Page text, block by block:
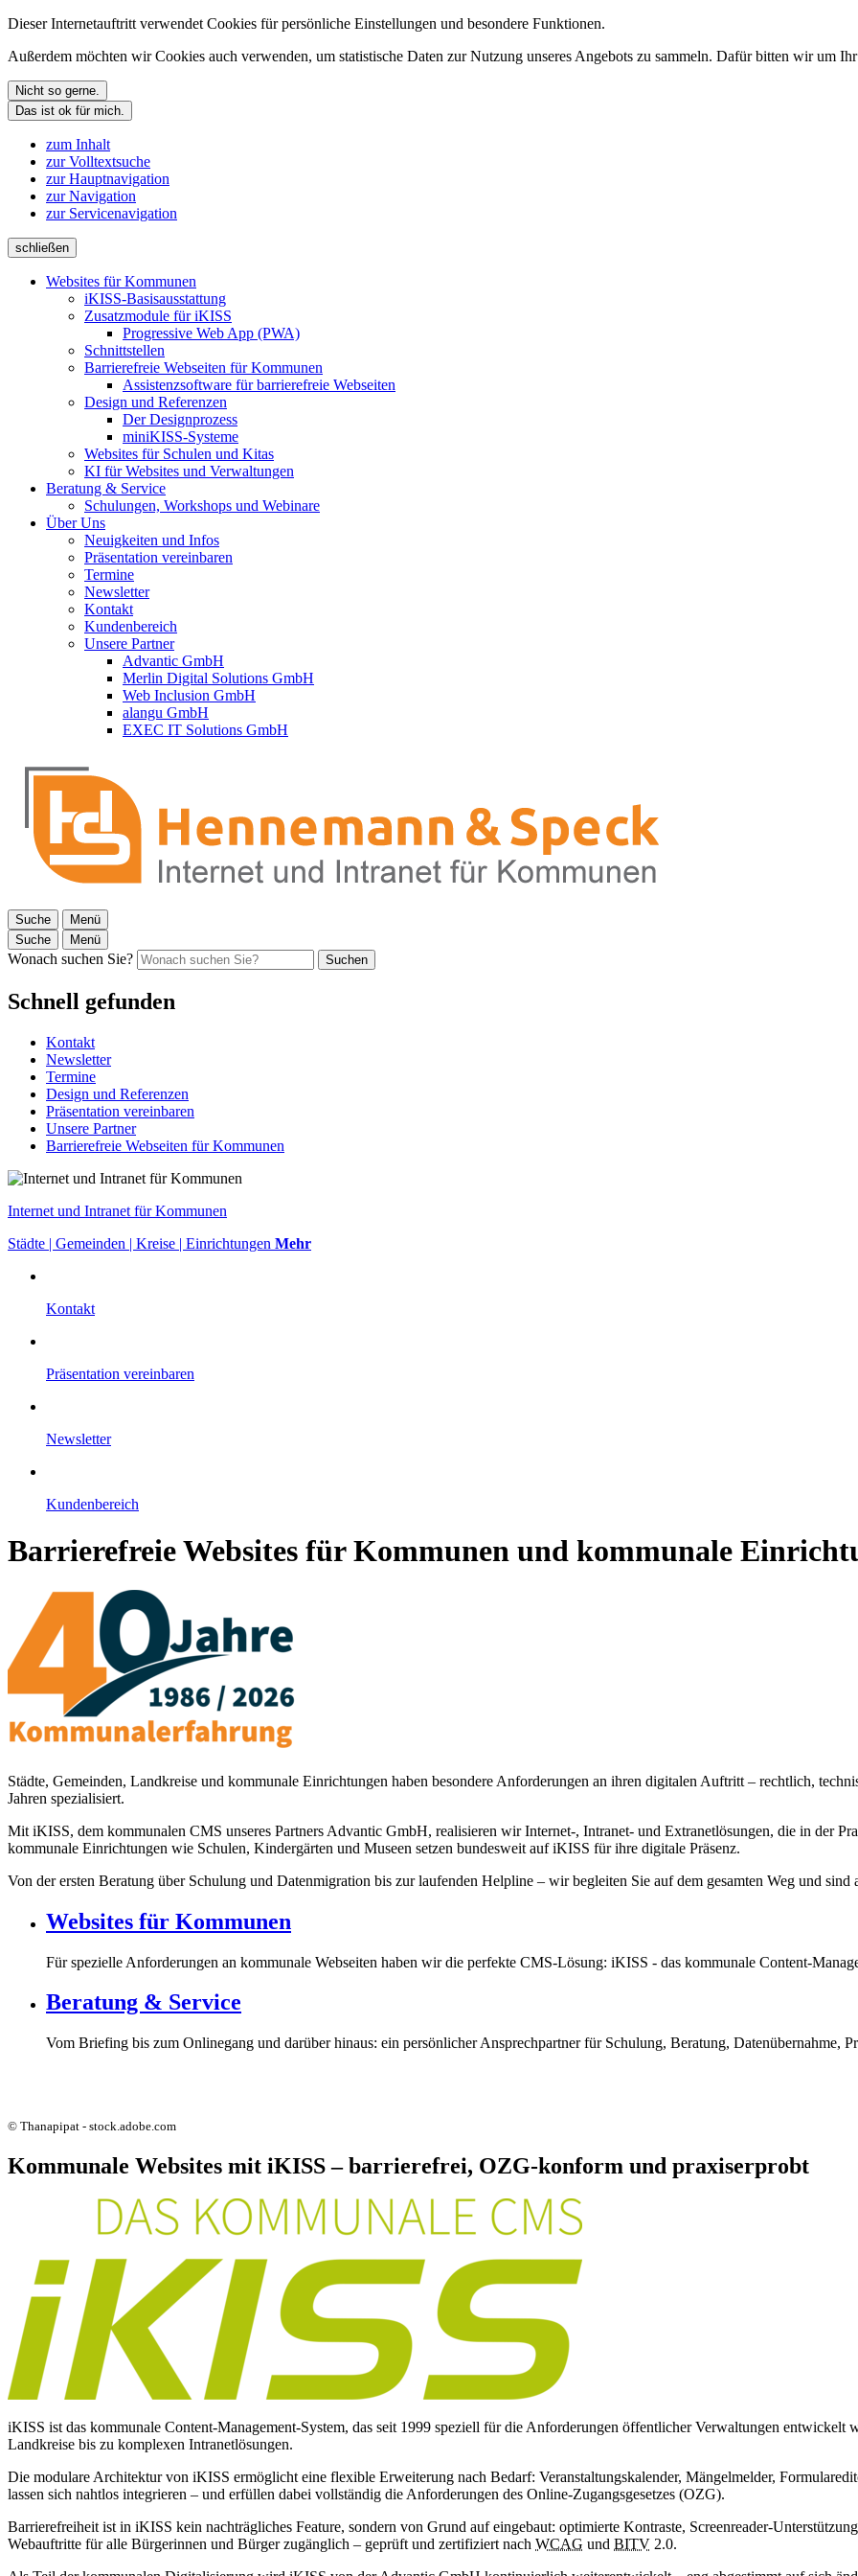
Dieser Internetauftritt verwendet Cookies für persönliche Einstellungen und besondere Funktionen.
Außerdem möchten wir Cookies auch verwenden, um statistische Daten zur Nutzung unseres Angebots zu sammeln. Dafür bitten wir um
Nicht so gerne.
Das ist ok für mich.
zum Inhalt
zur Volltextsuche
zur Hauptnavigation
zur Navigation
zur Servicenavigation
schließen
Websites für Kommunen
iKISS-Basisausstattung
Zusatzmodule für iKISS
Progressive Web App (PWA)
Schnittstellen
Barrierefreie Webseiten für Kommunen
Assistenzsoftware für barrierefreie Webseiten
Design und Referenzen
Der Designprozess
miniKISS-Systeme
Websites für Schulen und Kitas
KI für Websites und Verwaltungen
Beratung & Service
Schulungen, Workshops und Webinare
Über Uns
Neuigkeiten und Infos
Präsentation vereinbaren
Termine
Newsletter
Kontakt
Kundenbereich
Unsere Partner
Advantic GmbH
Merlin Digital Solutions GmbH
Web Inclusion GmbH
alangu GmbH
EXEC IT Solutions GmbH
Suche
Menü
Suche
Menü
Wonach suchen Sie? Suchen
Schnell gefunden
Kontakt
Newsletter
Termine
Design und Referenzen
Präsentation vereinbaren
Unsere Partner
Barrierefreie Webseiten für Kommunen
Internet und Intranet für Kommunen
Städte | Gemeinden | Kreise | Einrichtungen Mehr
Kontakt
Präsentation vereinbaren
Newsletter
Kundenbereich
Barrierefreie Websites für Kommunen und kommunale
Städte, Gemeinden, Landkreise und kommunale Einrichtungen haben besondere Anforderungen an ihren digitalen Auftritt – rechtlich,
Jahren spezialisiert.
Mit iKISS, dem kommunalen CMS unseres Partners Advantic GmbH, realisieren wir Internet-, Intranet- und Extranetlösungen, die in der
kommunale Einrichtungen wie Schulen, Kindergärten und Museen setzen bundesweit auf iKISS für ihre digitale Präsenz.
Von der ersten Beratung über Schulung und Datenmigration bis zur laufenden Helpline – wir begleiten Sie auf dem gesamten Weg und
Websites für Kommunen
Für spezielle Anforderungen an kommunale Webseiten haben wir die perfekte CMS-Lösung: iKISS - das kommunale Content-
Beratung & Service
Vom Briefing bis zum Onlinegang und darüber hinaus: ein persönlicher Ansprechpartner für Schulung, Beratung, Datenübernahme,
© Thanapipat - stock.adobe.com
Kommunale Websites mit iKISS – barrierefrei, OZG-konform und praxiserprobt
iKISS ist das kommunale Content-Management-System, das seit 1999 speziell für die Anforderungen öffentlicher Verwaltungen entwickelt
Landkreise bis zu komplexen Intranetlösungen.
Die modulare Architektur von iKISS ermöglicht eine flexible Erweiterung nach Bedarf: Veranstaltungskalender, Mängelmelder,
lassen sich nahtlos integrieren – und erfüllen dabei vollständig die Anforderungen des Online-Zugangsgesetzes (OZG).
Barrierefreiheit ist in iKISS kein nachträgliches Feature, sondern von Grund auf eingebaut: optimierte Kontraste, Screenreader-
Webauftritte für alle Bürgerinnen und Bürger zugänglich – geprüft und zertifiziert nach WCAG und BITV 2.0.